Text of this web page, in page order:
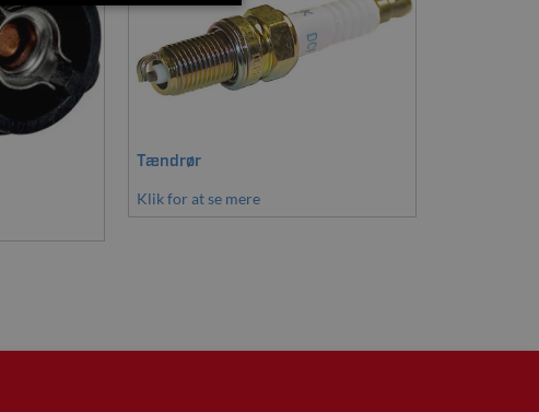
Tændrør
Klik for at se mere